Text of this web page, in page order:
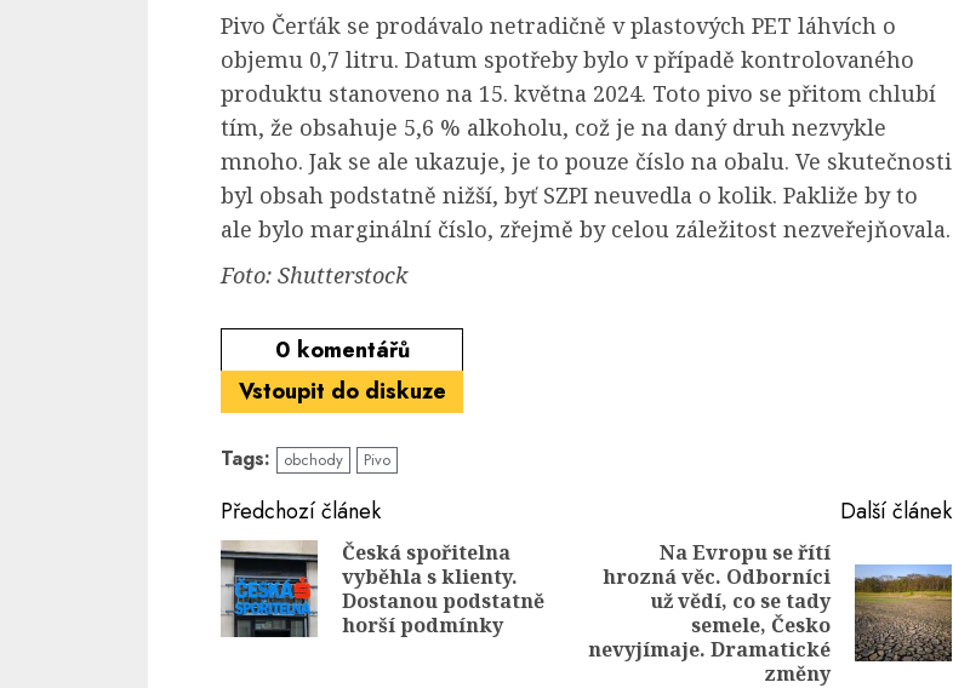
Pivo Čerťák se prodávalo netradičně v plastových PET láhvích o
objemu 0,7 litru. Datum spotřeby bylo v případě kontrolovaného
produktu stanoveno na 15. května 2024. Toto pivo se přitom chlubí
tím, že obsahuje 5,6 % alkoholu, což je na daný druh nezvykle
mnoho. Jak se ale ukazuje, je to pouze číslo na obalu. Ve skutečnosti
byl obsah podstatně nižší, byť SZPI neuvedla o kolik. Pakliže by to
ale bylo marginální číslo, zřejmě by celou záležitost nezveřejňovala.
Foto: Shutterstock
0 komentářů
Vstoupit do diskuze
Tags: obchody Pivo
Continue
Reading
Předchozí článek
Previous
Česká spořitelna
vyběhla s klienty.
Dostanou podstatně
horší podmínky
Další článek
post:
Na Evropu se řítí
hrozná věc. Odborníci
už vědí, co se tady
semele, Česko
nevyjímaje. Dramatické
změny